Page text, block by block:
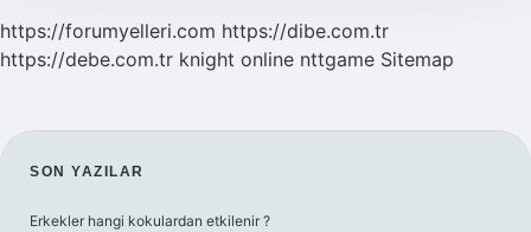
https://forumyelleri.com https://dibe.com.tr
https://debe.com.tr knight online nttgame Sitemap
SIDEBAR
SON YAZILAR
Erkekler hangi kokulardan etkilenir ?